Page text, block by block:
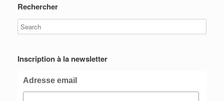
Rechercher
Inscription à la newsletter
Adresse email